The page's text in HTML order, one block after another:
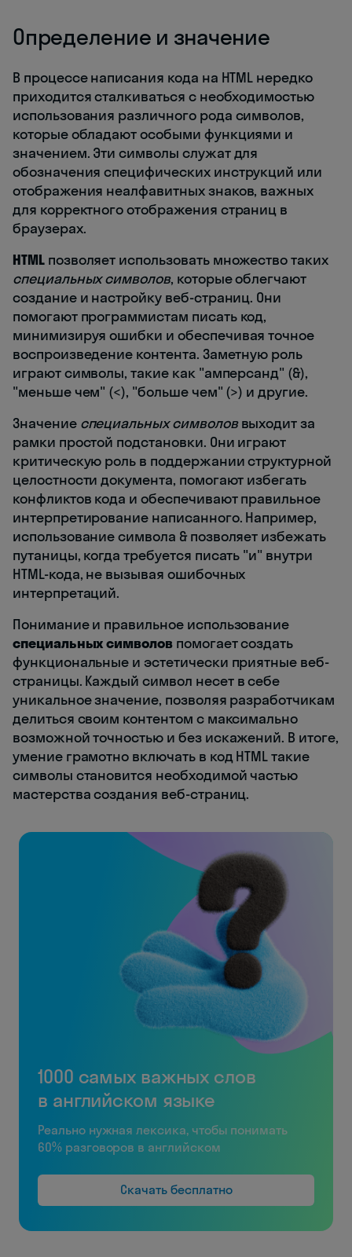
Определение и значение
В процессе написания кода на HTML нередко
приходится сталкиваться с необходимостью
использования различного рода символов,
которые обладают особыми функциями и
значением. Эти символы служат для
обозначения специфических инструкций или
отображения неалфавитных знаков, важных
для корректного отображения страниц в
браузерах.
HTMLпозволяет использовать множество таких
специальных символов, которые облегчают
создание и настройку веб-страниц. Они
помогают программистам писать код,
минимизируя ошибки и обеспечивая точное
воспроизведение контента. Заметную роль
играют символы, такие как "амперсанд" (&),
"меньше чем" (<), "больше чем" (>) и другие.
Значение специальных символоввыходит за
рамки простой подстановки. Они играют
критическую роль в поддержании структурной
целостности документа, помогают избегать
конфликтов кода и обеспечивают правильное
интерпретирование написанного. Например,
использование символа & позволяет избежать
путаницы, когда требуется писать "и" внутри
HTML-кода, не вызывая ошибочных
интерпретаций.
Понимание и правильное использование
специальных символов помогает создать
функциональные и эстетически приятные веб-
страницы. Каждый символ несет в себе
уникальное значение, позволяя разработчикам
делиться своим контентом с максимально
возможной точностью и без искажений. В итоге,
умение грамотно включать в код HTML такие
символы становится необходимой частью
мастерства создания веб-страниц.
1000 самых важных слов
в английском языке
Реально нужная лексика, чтобы понимать
60% разговоров в английском
Скачать бесплатно